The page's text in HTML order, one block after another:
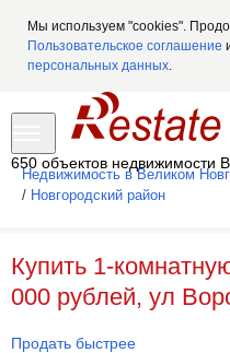
Мы используем "cookies".
Пользовательское соглашение
персональных данных.
650 объектов недвижимости
Недвижимость в Великом
/ Новгородский район
Купить 1-
000 рублей, ул
Продать быстрее